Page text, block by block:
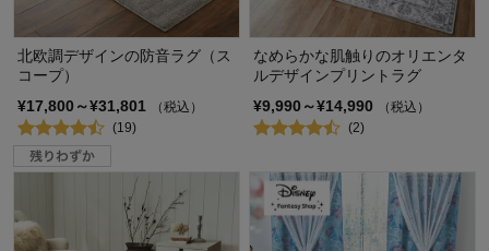
北欧調デザインの防音ラグ（ス
コープ）
¥17,800～¥31,801
（税込）
(19)
なめらかな肌触りのオリエンタ
ルデザインプリントラグ
¥9,990～¥14,990
（税込）
(2)